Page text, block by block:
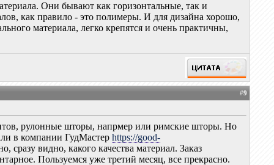
Они бывают как горизонтальные, так и
как правило - это полимеры. И для дизайна хорошо,
материала, легко крепятся и очень практичны,
#9
рулонные шторы, напрмер или римские шторы. Но
в компании ГудМастерhttps://good-
видно, какого качества материал. Заказ
Пользуемся уже третий месяц, все прекрасно.